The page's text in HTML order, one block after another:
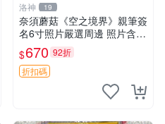
洛神 19
奈須蘑菇《空之境界》親筆簽
名6寸照片嚴選周邊 照片含框
保證真品 溫馨收藏 空之境界
奈須蘑菇 簽名照
$670 92折
折扣碼